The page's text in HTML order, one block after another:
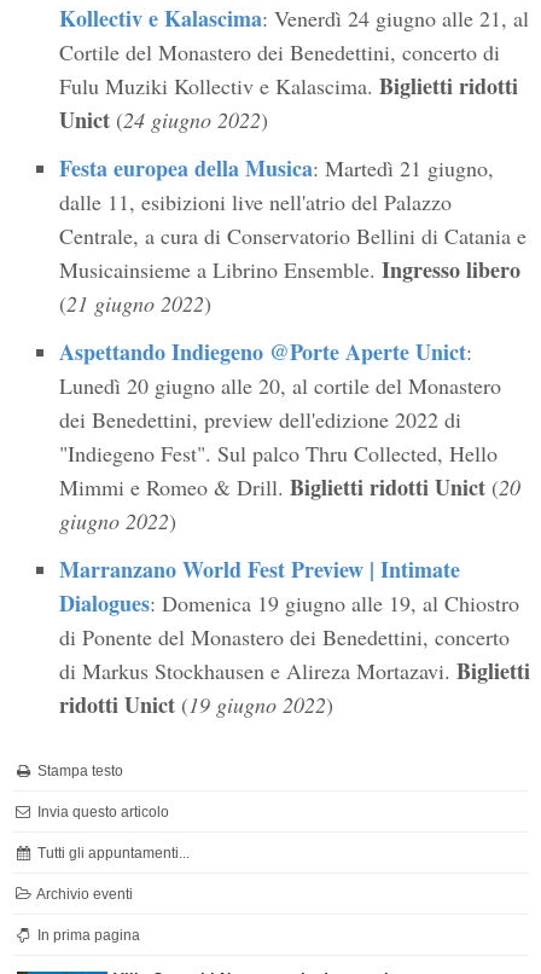
Kollectiv e Kalascima: Venerdì 24 giugno alle 21, al
Cortile del Monastero dei Benedettini, concerto di
Fulu Muziki Kollectiv e Kalascima. Biglietti ridotti
Unict(24 giugno 2022)
Festa europea della Musica: Martedì 21 giugno,
dalle 11, esibizioni live nell'atrio del Palazzo
Centrale, a cura di Conservatorio Bellini di Catania e
Musicainsieme a Librino Ensemble. Ingresso libero
(21 giugno 2022)
​Aspettando Indiegeno @Porte Aperte Unict:
Lunedì 20 giugno alle 20, al cortile del Monastero
dei Benedettini, preview dell'edizione 2022 di
"Indiegeno Fest". Sul palco Thru Collected, Hello
Mimmi e Romeo & Drill. Biglietti ridotti Unict(20
giugno 2022)
Marranzano World Fest Preview | Intimate
Dialogues: ​Domenica 19 giugno alle 19, al Chiostro
di Ponente del Monastero dei Benedettini, concerto
di Markus Stockhausen e Alireza Mortazavi. Biglietti
ridotti Unict(19 giugno 2022)
Stampa testo
Invia questo articolo
Tutti gli appuntamenti...
Archivio eventi
In prima pagina